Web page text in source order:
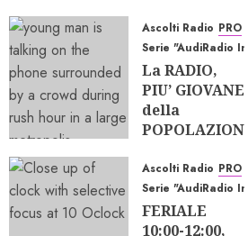
EQUILIBRI
CAMBIANO
23/07/2026
0
187
Ascolti Radio PRO
Serie "AudiRadio
La RADIO,
PIU’ GIOVANE
della
POPOLAZIONE;
STAZIONI?
22/06/2026
0
206
Ascolti Radio PRO
Serie "AudiRadio
FERIALE
10:00-12:00,